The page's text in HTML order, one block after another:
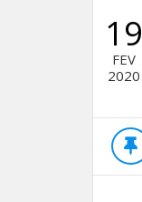
19
FEV
2020